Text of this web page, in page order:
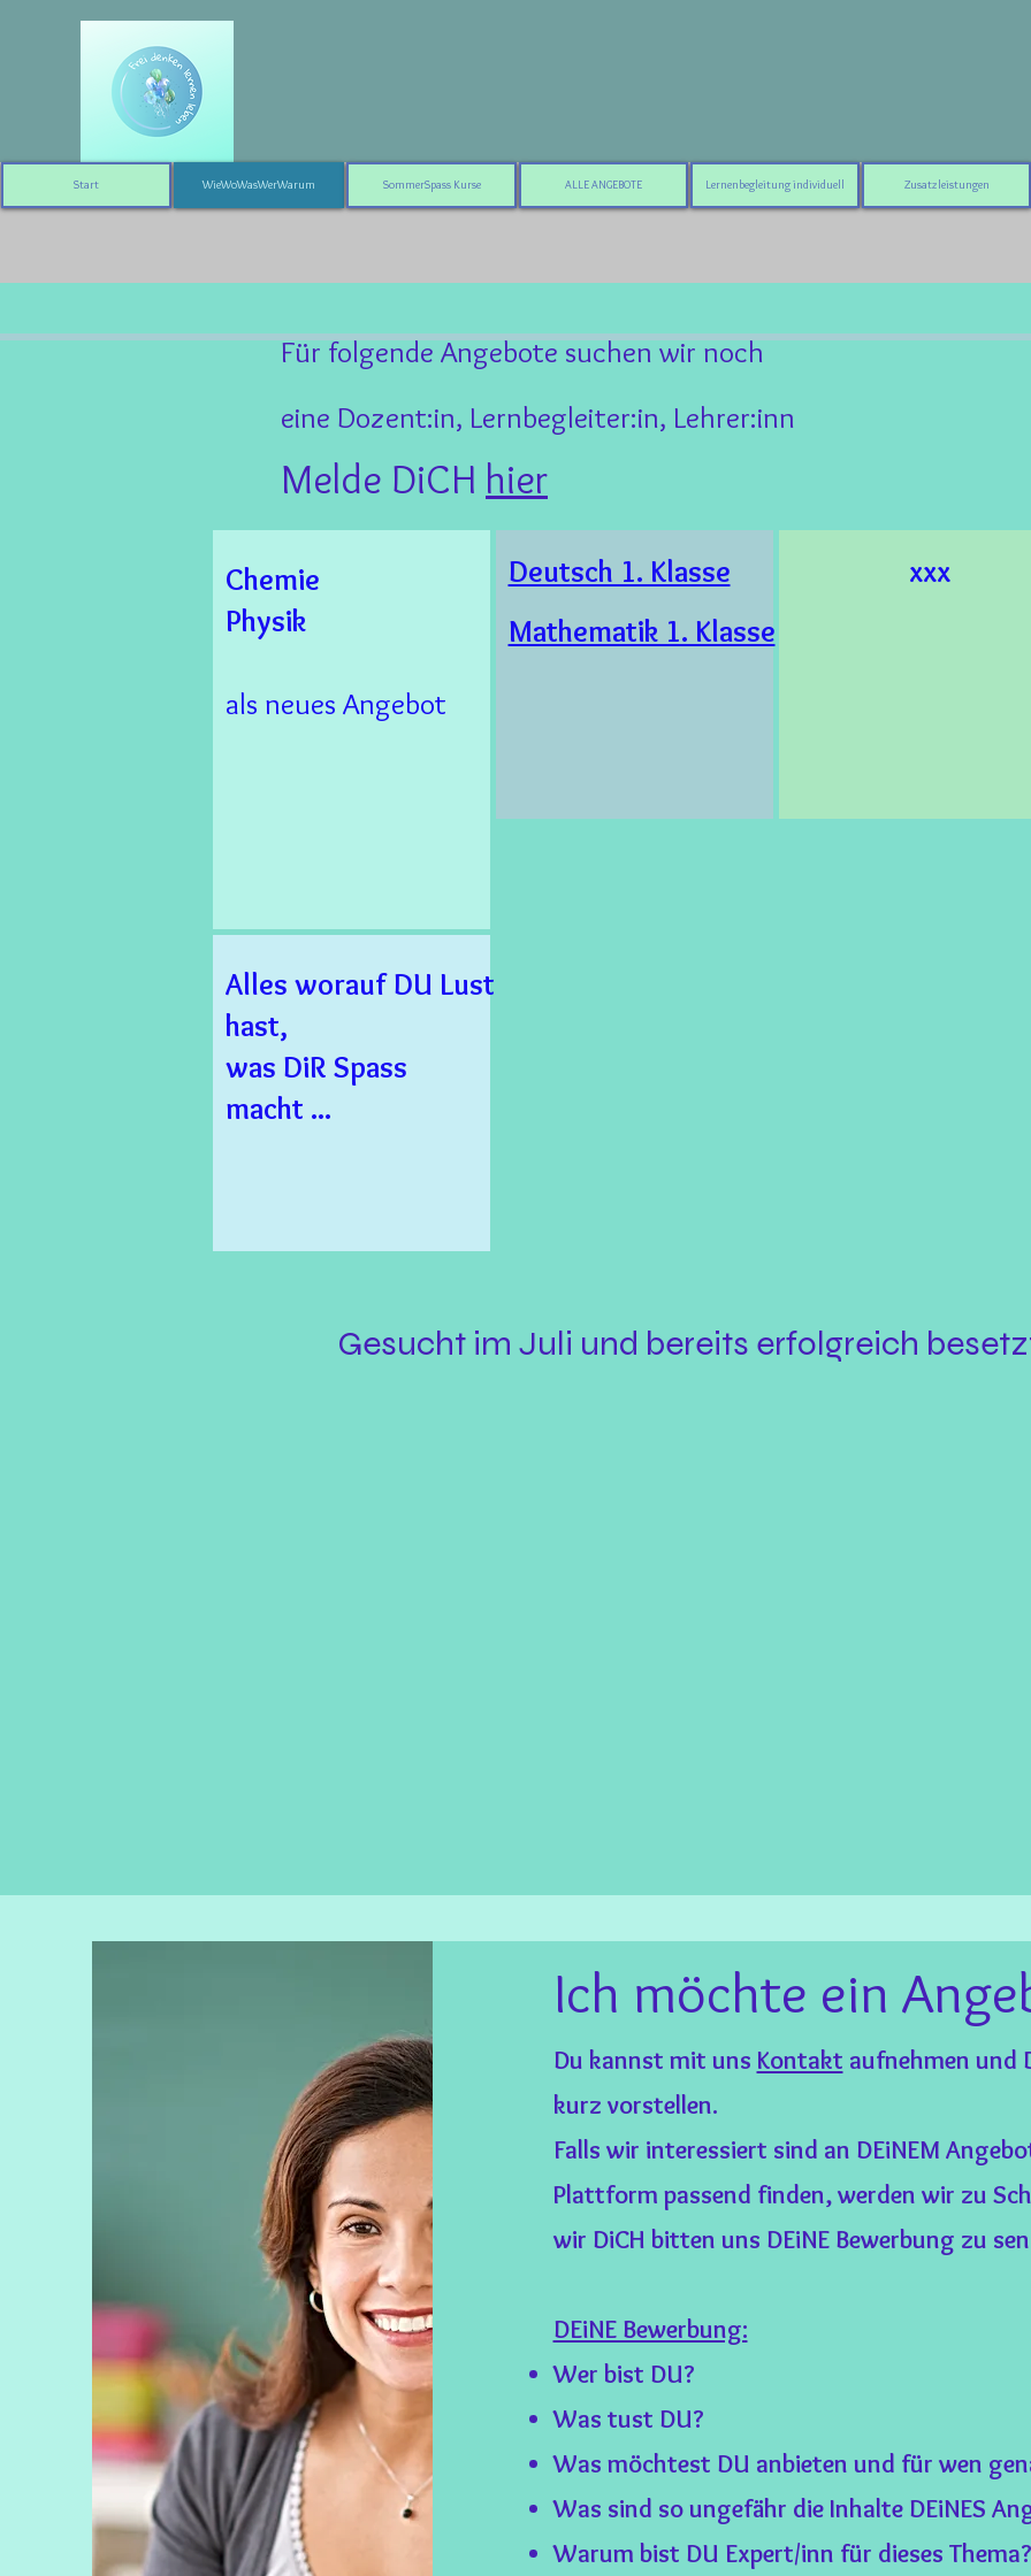
Start WieWoWasWerWarum SommerSpass Kurse ALLE ANGEBOTE Lernenbegleitung individuell Zusatzleistungen
Für folgende Angebote suchen wir noch
eine Dozent:in, Lernbegleiter:in, Lehrer:inn
Melde DiCH hier
Chemie
Physik
als neues Angebot
Deutsch 1. Klasse
Mathematik 1. Klasse
xxx
Alles worauf DU Lust
hast,
was DiR Spass
macht ...
Gesucht im Juli und bereits erfolgreich
Ich möchte ein
Du kannst mit uns Kontakt aufnehmen und
kurz vorstellen.
Falls wir interessiert sind an DEiNEM
Plattform passend finden, werden wir zu
wir DiCH bitten uns DEiNE Bewerbung zu
DEiNE Bewerbung:
Wer bist DU?
Was tust DU?
Was möchtest DU anbieten und für wen
Was sind so ungefähr die Inhalte DEiNES
Warum bist DU Expert/inn für dieses Thema?